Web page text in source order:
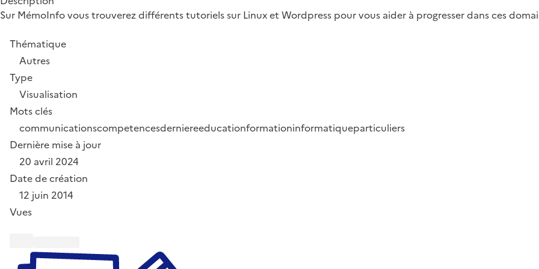
Sur MémoInfo vous trouverez différents tutoriels sur Linux et Wordpress pour vous aider à progresser dans ces
Thématique
Autres
Type
Visualisation
Mots clés
communicationscompetencesderniereeducationformationinformatiqueparticuliers
Dernière mise à jour
20 avril 2024
Date de création
12 juin 2014
Vues